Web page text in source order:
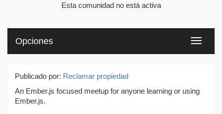
Esta comunidad no está activa
Toggle
Opciones
Publicado por: Reclamar propiedad
An Ember.js focused meetup for anyone learning or using
Ember.js.